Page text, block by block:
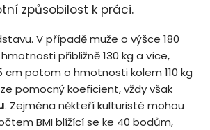
způsobilost k práci.
V případě muže o výšce 180
přibližně 130 kg a více,
cm potom o hmotnosti kolem 110 kg
pomocný koeficient, vždy však
. Zejména někteří kulturisté mohou
BMI blížící se ke 40 bodům,